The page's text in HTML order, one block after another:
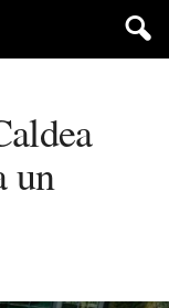
un